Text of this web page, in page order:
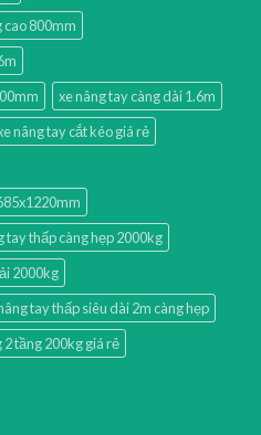
cao 800mm
xe nâng tay càng dài 1.6m
nâng tay cắt kéo giá rẻ
tay thấp càng hẹp 2000kg
2000kg
tay thấp siêu dài 2m càng hẹp
2 tầng 200kg giá rẻ